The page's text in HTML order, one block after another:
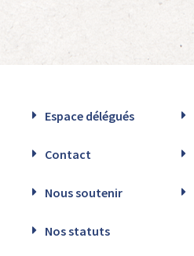
Espace délégués
Contact
Nous soutenir
Nos statuts